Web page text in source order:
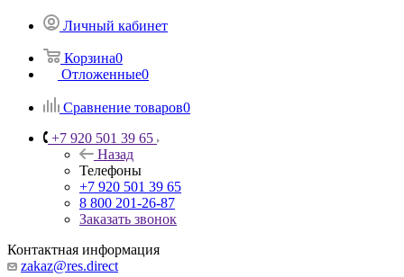
Личный кабинет
Корзина0
Отложенные0
Сравнение товаров0
+7 920 501 39 65
Назад
Телефоны
+7 920 501 39 65
8 800 201-26-87
Заказать звонок
Контактная информация
zakaz@res.direct